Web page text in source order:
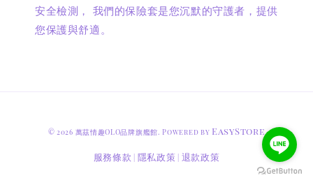
安全檢測， 我們的保險套是您沉默的守護者，提供
您保護與舒適。
© 2026 萬茲情趣OLO品牌旗艦館. Powered by EasyStore
服務條款 隱私政策 退款政策